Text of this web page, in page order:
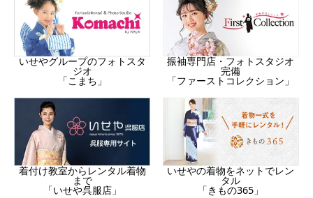
いせやグループのフォトスタ
ジオ
「こまち」
振袖専門店・フォトスタジオ
完備
「ファーストコレクション」
着付け教室からレンタル着物
まで
「いせや呉服店」
いせやの着物をネットでレン
タル
「きもの365」